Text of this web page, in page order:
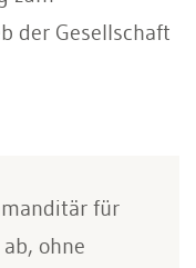
der Gesellschaft
für
ohne